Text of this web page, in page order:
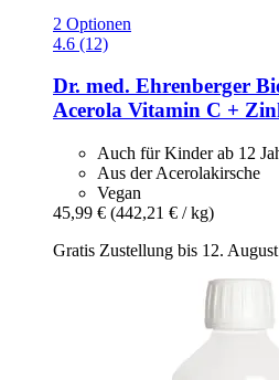
2 Optionen
4.6 (12)
Dr. med. Ehrenberger
Acerola Vitamin C +
Auch für Kinder ab 12
Aus der Acerolakirsche
Vegan
45,99 € (442,21 € / kg)
Gratis Zustellung bis 12. August